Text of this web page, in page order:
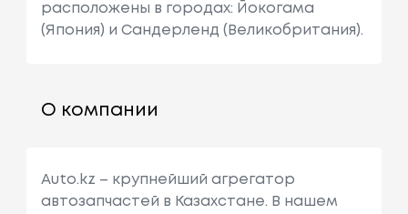
расположены в городах: Йокогама
(Япония) и Сандерленд (Великобритания).
О компании
Auto.kz – крупнейший агрегатор
автозапчастей в Казахстане. В нашем